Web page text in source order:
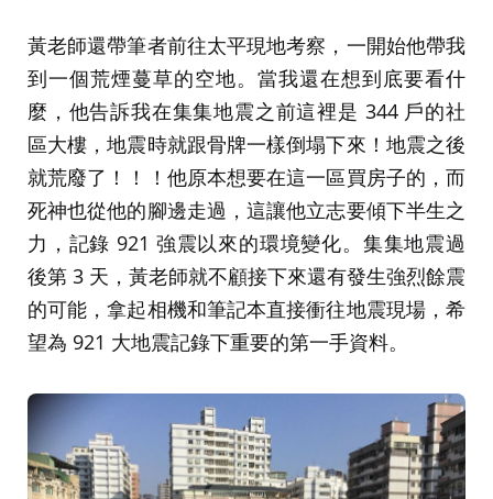
黃老師還帶筆者前往太平現地考察，一開始他帶我
到一個荒煙蔓草的空地。當我還在想到底要看什
麼，他告訴我在集集地震之前這裡是 344 戶的社
區大樓，地震時就跟骨牌一樣倒塌下來！地震之後
就荒廢了！！！他原本想要在這一區買房子的，而
死神也從他的腳邊走過，這讓他立志要傾下半生之
力，記錄 921 強震以來的環境變化。集集地震過
後第 3 天，黃老師就不顧接下來還有發生強烈餘震
的可能，拿起相機和筆記本直接衝往地震現場，希
望為 921 大地震記錄下重要的第一手資料。